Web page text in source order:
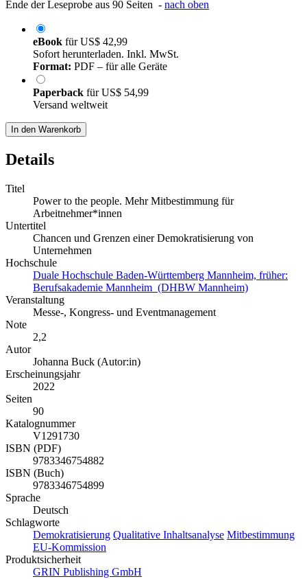
Ende der Leseprobe aus 90 Seiten - nach oben
eBook fürUS$ 42,99
Sofort herunterladen. Inkl. MwSt.
Format: PDF – für alle Geräte
Paperback fürUS$ 54,99
Versand weltweit
In den Warenkorb
Details
Titel
Power to the people. Mehr Mitbestimmung für
Arbeitnehmer*innen
Untertitel
Chancen und Grenzen einer Demokratisierung von
Unternehmen
Hochschule
Duale Hochschule Baden-Württemberg Mannheim, früher:
Berufsakademie Mannheim (DHBW Mannheim)
Veranstaltung
Messe-, Kongress- und Eventmanagement
Note
2,2
Autor
Johanna Buck (Autor:in)
Erscheinungsjahr
2022
Seiten
90
Katalognummer
V1291730
ISBN (PDF)
9783346754882
ISBN (Buch)
9783346754899
Sprache
Deutsch
Schlagworte
Demokratisierung Qualitative Inhaltsanalyse Mitbestimmung
EU-Kommission
Produktsicherheit
GRIN Publishing GmbH